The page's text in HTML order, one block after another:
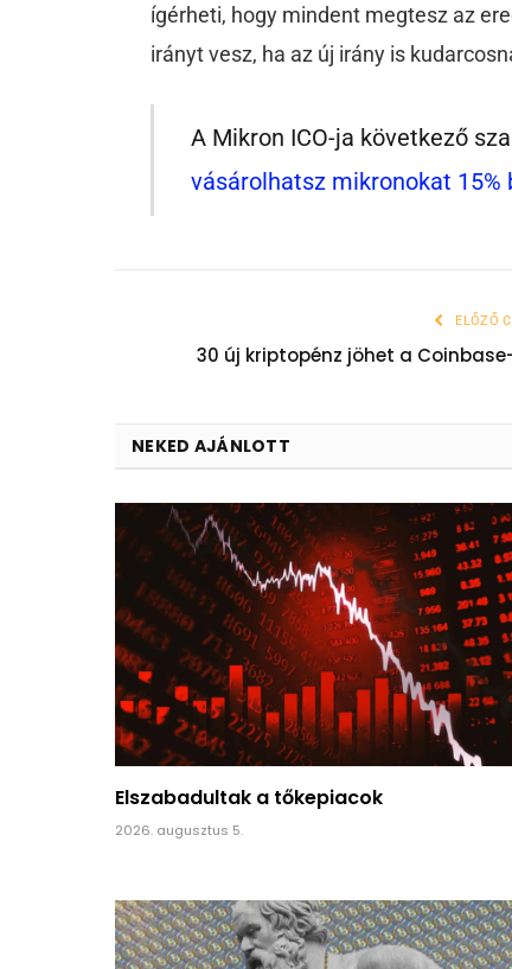
ígérheti, hogy mindent megtesz az
irányt vesz, ha az új irány is
A Mikron ICO-ja következő
vásárolhatsz mikronokat 15%
ELŐZŐ
30 új kriptopénz jöhet a
NEKED AJÁNLOTT
Elszabadultak a tőkepiacok
2026. augusztus 5.